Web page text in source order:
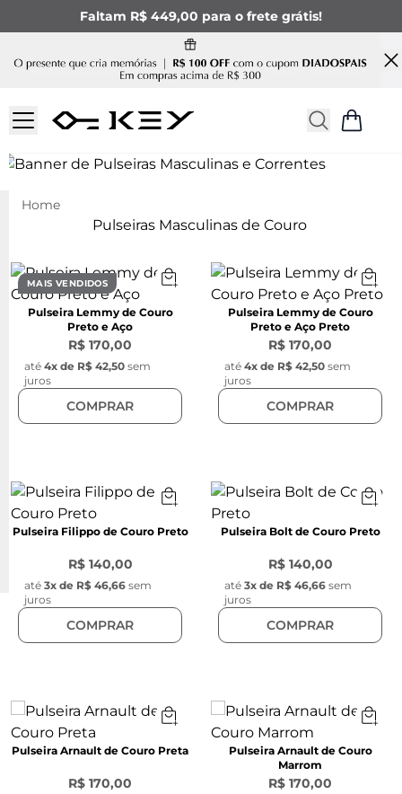
Faltam R$ 449,00 para o frete grátis!
Pulseiras Masculinas de Couro
MAIS VENDIDOS
Pulseira Lemmy de Couro
Preto e Aço
R$ 170,00
até 4x de R$ 42,50 sem
juros
COMPRAR
Pulseira Lemmy de Couro
Preto e Aço Preto
R$ 170,00
até 4x de R$ 42,50 sem
juros
COMPRAR
Pulseira Filippo de Couro Preto
R$ 140,00
até 3x de R$ 46,66 sem
juros
COMPRAR
Pulseira Bolt de Couro Preto
R$ 140,00
até 3x de R$ 46,66 sem
juros
COMPRAR
Pulseira Arnault de Couro Preta
R$ 170,00
Pulseira Arnault de Couro
Marrom
R$ 170,00